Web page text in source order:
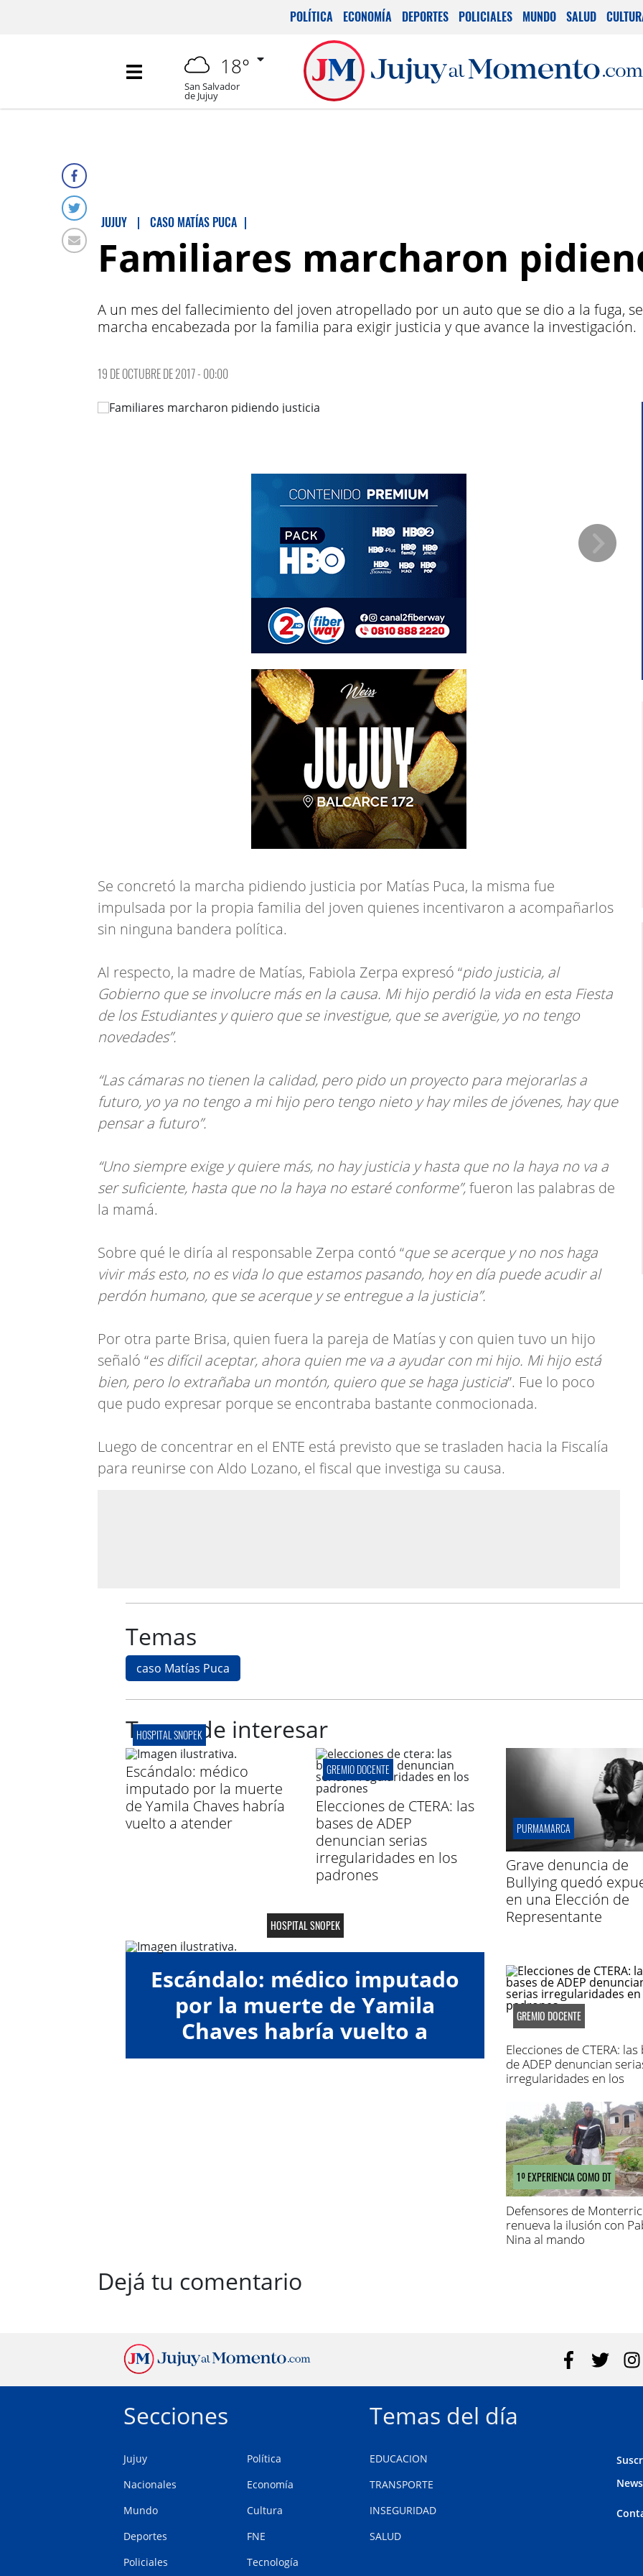
POLÍTICA ECONOMÍA DEPORTES POLICIALES MUNDO SALUD
18°
San Salvador
de Jujuy
JUJUY | CASO MATÍAS PUCA |
Familiares marcharon
A un mes del fallecimiento del joven atropellado por un auto que se dio a la fuga,
marcha encabezada por la familia para exigir justicia y que avance la investigación.
19 DE OCTUBRE DE 2017 - 00:00
Se concretó la marcha pidiendo justicia por Matías Puca, la misma fue
impulsada por la propia familia del joven quienes incentivaron a acompañarlos
sin ninguna bandera política.
Al respecto, la madre de Matías, Fabiola Zerpa expresó “pido justicia, al
Gobierno que se involucre más en la causa. Mi hijo perdió la vida en esta Fiesta
de los Estudiantes y quiero que se investigue, que se averigüe, yo no tengo
novedades”.
“Las cámaras no tienen la calidad, pero pido un proyecto para mejorarlas a
futuro, yo ya no tengo a mi hijo pero tengo nieto y hay miles de jóvenes, hay que
pensar a futuro”.
“Uno siempre exige y quiere más, no hay justicia y hasta que no la haya no va a
ser suficiente, hasta que no la haya no estaré conforme”,fueron las palabras de
la mamá.
Sobre qué le diría al responsable Zerpa contó “que se acerque y no nos haga
vivir más esto, no es vida lo que estamos pasando, hoy en día puede acudir al
perdón humano, que se acerque y se entregue a la justicia”.
Por otra parte Brisa, quien fuera la pareja de Matías y con quien tuvo un hijo
señaló “es difícil aceptar, ahora quien me va a ayudar con mi hijo. Mi hijo está
bien, pero lo extrañaba un montón, quiero que se haga justicia”. Fue lo poco
que pudo expresar porque se encontraba bastante conmocionada.
Luego de concentrar en el ENTE está previsto que se trasladen hacia la Fiscalía
para reunirse con Aldo Lozano, el fiscal que investiga su causa.
Temas
caso Matías Puca
Te puede interesar
HOSPITAL SNOPEK
Escándalo: médico
imputado por la muerte
de Yamila Chaves habría
vuelto a atender
GREMIO DOCENTE
Elecciones de CTERA: las
bases de ADEP
denuncian serias
irregularidades en los
padrones
PURMAMARCA
Grave denuncia de
Bullying quedó
en una Elección de
Representante
HOSPITAL SNOPEK
Escándalo: médico imputado
por la muerte de Yamila
Chaves habría vuelto a
atender
GREMIO DOCENTE
Elecciones de CTERA: las
de ADEP denuncian
irregularidades en los
1º EXPERIENCIA COMO DT
Defensores de
renueva la ilusión con
Nina al mando
Dejá tu comentario
Secciones
Jujuy
Nacionales
Mundo
Deportes
Policiales
Política
Economía
Cultura
FNE
Tecnología
Temas del día
EDUCACION
TRANSPORTE
INSEGURIDAD
SALUD